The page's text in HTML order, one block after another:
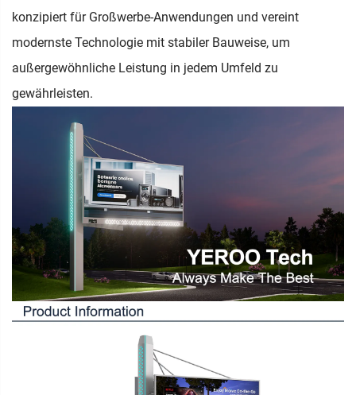
konzipiert für Großwerbe-Anwendungen und vereint
modernste Technologie mit stabiler Bauweise, um
außergewöhnliche Leistung in jedem Umfeld zu
gewährleisten.